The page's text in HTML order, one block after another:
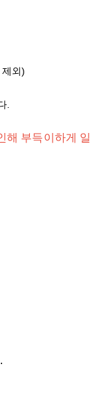
외)
.
해 부득이하게 일